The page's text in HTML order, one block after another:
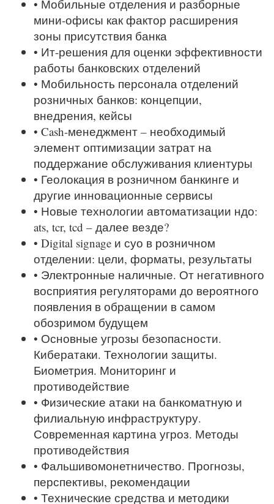
• Мобильные отделения и разборные
мини-офисы как фактор расширения
зоны присутствия банка
• Ит-решения для оценки эффективности
работы банковских отделений
• Мобильность персонала отделений
розничных банков: концепции,
внедрения, кейсы
• Cash-менеджмент – необходимый
элемент оптимизации затрат на
поддержание обслуживания клиентуры
• Геолокация в розничном банкинге и
другие инновационные сервисы
• Новые технологии автоматизации ндо:
ats, tcr, tcd – далее везде?
• Digital signage и суо в розничном
отделении: цели, форматы, результаты
• Электронные наличные. От негативного
восприятия регуляторами до вероятного
появления в обращении в самом
обозримом будущем
• Основные угрозы безопасности.
Кибератаки. Технологии защиты.
Биометрия. Мониторинг и
противодействие
• Физические атаки на банкоматную и
филиальную инфраструктуру.
Современная картина угроз. Методы
противодействия
• Фальшивомонетничество. Прогнозы,
перспективы, рекомендации
• Технические средства и методики